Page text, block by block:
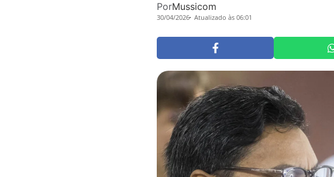
PorMussicom
30/04/2026 Atualizado às 06:01